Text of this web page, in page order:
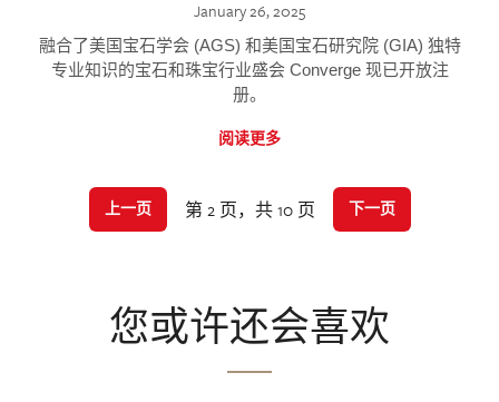
January 26, 2025
融合了美国宝石学会 (AGS) 和美国宝石研究院 (GIA) 独特
专业知识的宝石和珠宝行业盛会 Converge 现已开放注
册。
阅读更多
上一页 第 2 页，共 10 页 下一页
您或许还会喜欢